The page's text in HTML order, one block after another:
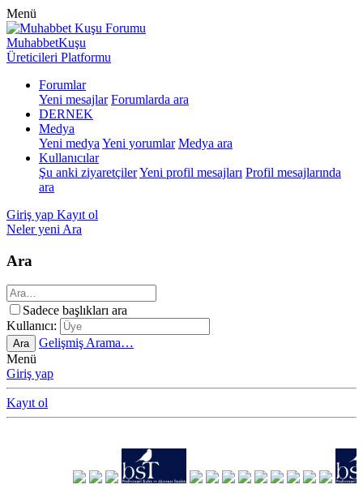
Menü
MuhabbetKuşu
Üreticileri Platformu
Forumlar
Yeni mesajlar Forumlarda ara
DERNEK
Medya
Yeni medya Yeni yorumlar Medya ara
Kullanıcılar
Şu anki ziyaretçilerYeni profil mesajları Profil mesajlarında
ara
Giriş yap Kayıt ol
Neler yeni Ara
Ara
Sadece başlıkları ara
Kullanıcı:
Ara
Gelişmiş Arama…
Menü
Giriş yap
Kayıt ol